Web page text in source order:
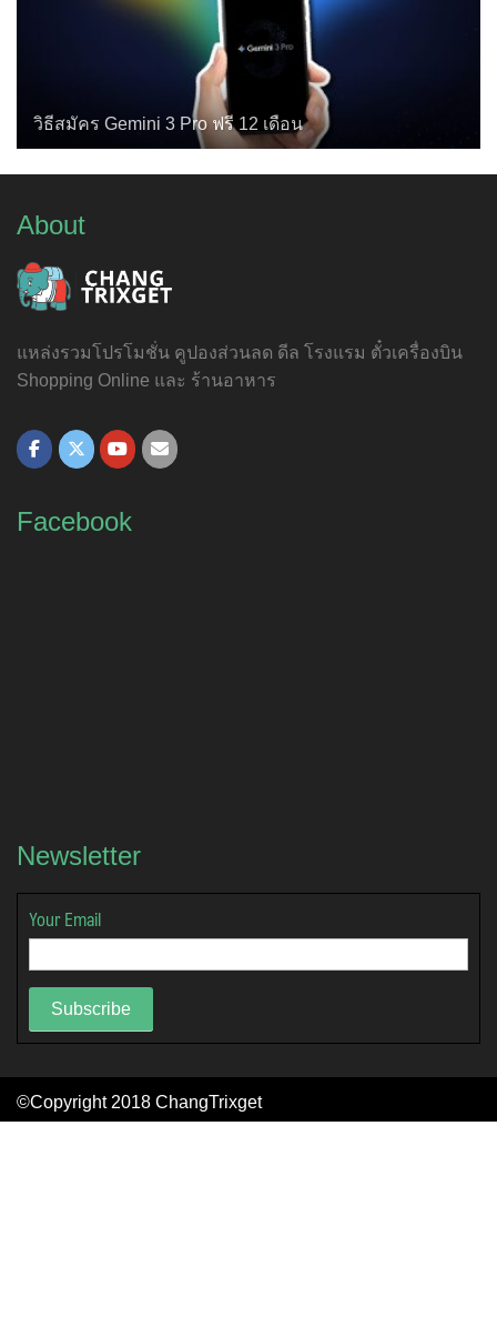
วิธีสมัคร Gemini 3 Pro ฟรี 12 เดือน
About
แหล่งรวมโปรโมชั่น คูปองส่วนลด ดีล โรงแรม ตั๋วเครื่องบิน
Shopping Online และ ร้านอาหาร
Facebook
Newsletter
Your Email
Subscribe
©Copyright 2018 ChangTrixget